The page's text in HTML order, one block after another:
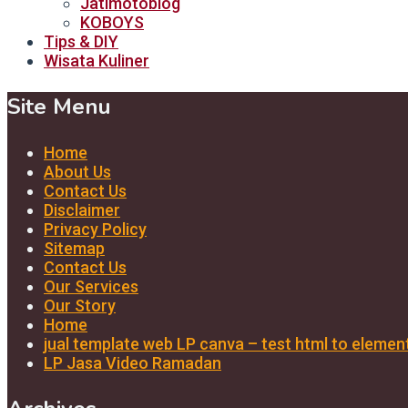
KOBOYS
Tips & DIY
Wisata Kuliner
Site Menu
Home
About Us
Contact Us
Disclaimer
Privacy Policy
Sitemap
Contact Us
Our Services
Our Story
Home
jual template web LP canva – test html to
LP Jasa Video Ramadan